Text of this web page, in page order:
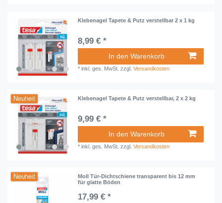
Klebenagel Tapete & Putz verstellbar 2 x 1 kg
8,99 € *
In den Warenkorb
*inkl. ges. MwSt. zzgl.Versandkosten
Neuheit Klebenagel Tapete & Putz verstellbar, 2 x 2 kg
9,99 € *
In den Warenkorb
*inkl. ges. MwSt. zzgl.Versandkosten
Neuheit
Moll Tür-Dichtschiene transparent bis 12 mm
für glatte Böden
17,99 € *